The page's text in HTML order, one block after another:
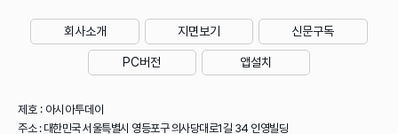
회사소개 지면보기 신문구독
PC버전 앱설치
제호 : 아시아투데이
주소 : 대한민국 서울특별시 영등포구 의사당대로1길 34 인영빌딩